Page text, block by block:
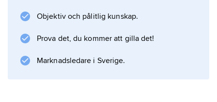
Information om artikeln
Objektiv och pålitlig kunskap.
Prova det, du kommer att gilla det!
Marknadsledare i Sverige.